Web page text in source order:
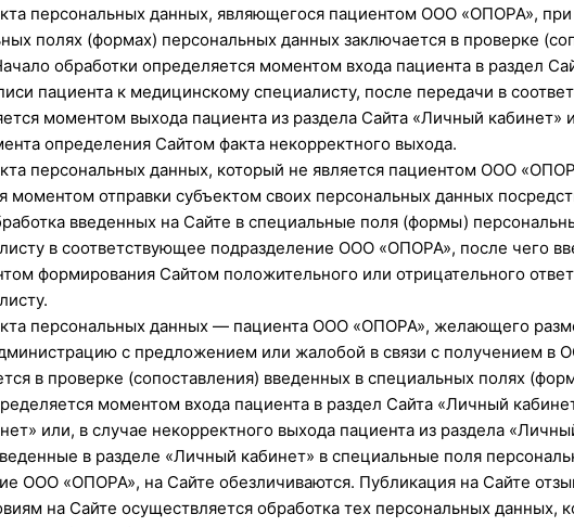
персональных данных, являющегося пациентом ООО «ОПОРА»,
полях (формах) персональных данных заключается в проверке
обработки определяется моментом входа пациента в раздел
пациента к медицинскому специалисту, после передачи в
моментом выхода пациента из раздела Сайта «Личный
определения Сайтом факта некорректного выхода.
персональных данных, который не является пациентом ООО
моментом отправки субъектом своих персональных данных
введенных на Сайте в специальные поля (формы)
в соответствующее подразделение ООО «ОПОРА», после чего
формирования Сайтом положительного или отрицательного
персональных данных — пациента ООО «ОПОРА», желающего
с предложением или жалобой в связи с получением
в проверке (сопоставления) введенных в специальных полях
моментом входа пациента в раздел Сайта «Личный
или, в случае некорректного выхода пациента из раздела
в разделе «Личный кабинет» в специальные поля
ООО «ОПОРА», на Сайте обезличиваются. Публикация на Сайте
на Сайте осуществляется обработка тех персональных